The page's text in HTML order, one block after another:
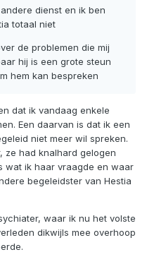
dienst en ik ben
totaal niet
de problemen die mij
hij is een grote steun
hem kan bespreken
dat ik vandaag enkele
Een daarvan is dat ik een
niet meer wil spreken.
ze had knalhard gelogen
wat ik haar vraagde en waar
begeleidster van Hestia
waar ik nu het volste
dikwijls mee overhoop